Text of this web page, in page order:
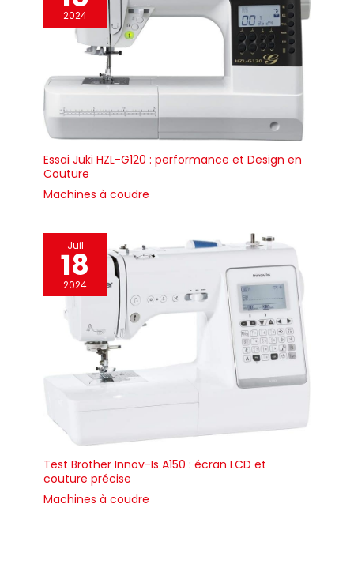
2024
Essai Juki HZL-G120 : performance et Design en
Couture
Machines à coudre
Juil
18
2024
Test Brother Innov-Is A150 : écran LCD et
couture précise
Machines à coudre